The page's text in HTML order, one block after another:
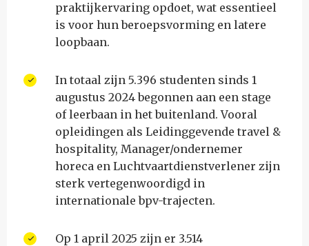
praktijkervaring opdoet, wat essentieel
is voor hun beroepsvorming en latere
loopbaan.
In totaal zijn 5.396 studenten sinds 1
augustus 2024 begonnen aan een stage
of leerbaan in het buitenland. Vooral
opleidingen als Leidinggevende travel &
hospitality, Manager/ondernemer
horeca en Luchtvaartdienstverlener zijn
sterk vertegenwoordigd in
internationale bpv-trajecten.
Op 1 april 2025 zijn er 3.514